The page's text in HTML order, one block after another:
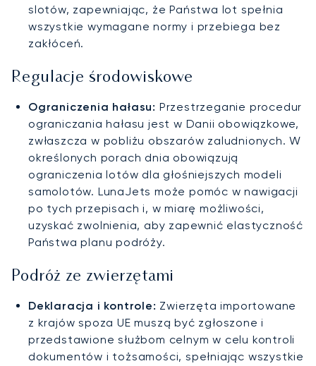
slotów, zapewniając, że Państwa lot spełnia
wszystkie wymagane normy i przebiega bez
zakłóceń.
Regulacje środowiskowe
Ograniczenia hałasu: Przestrzeganie procedur
ograniczania hałasu jest w Danii obowiązkowe,
zwłaszcza w pobliżu obszarów zaludnionych. W
określonych porach dnia obowiązują
ograniczenia lotów dla głośniejszych modeli
samolotów. LunaJets może pomóc w nawigacji
po tych przepisach i, w miarę możliwości,
uzyskać zwolnienia, aby zapewnić elastyczność
Państwa planu podróży.
Podróż ze zwierzętami
Deklaracja i kontrole: Zwierzęta importowane
z krajów spoza UE muszą być zgłoszone i
przedstawione służbom celnym w celu kontroli
dokumentów i tożsamości, spełniając wszystkie